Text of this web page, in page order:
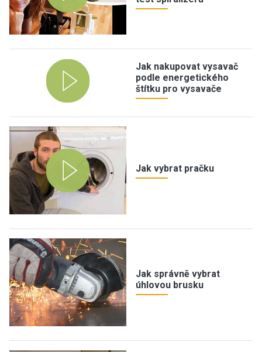
Jak nakupovat vysavač
podle energetického
štítku pro vysavače
Jak vybrat pračku
Jak správně vybrat
úhlovou brusku